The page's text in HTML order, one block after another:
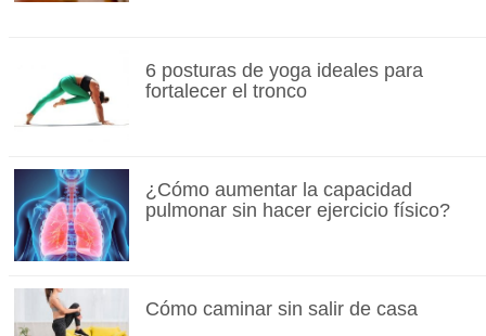
6 posturas de yoga ideales para
fortalecer el tronco
¿Cómo aumentar la capacidad
pulmonar sin hacer ejercicio físico?
Cómo caminar sin salir de casa